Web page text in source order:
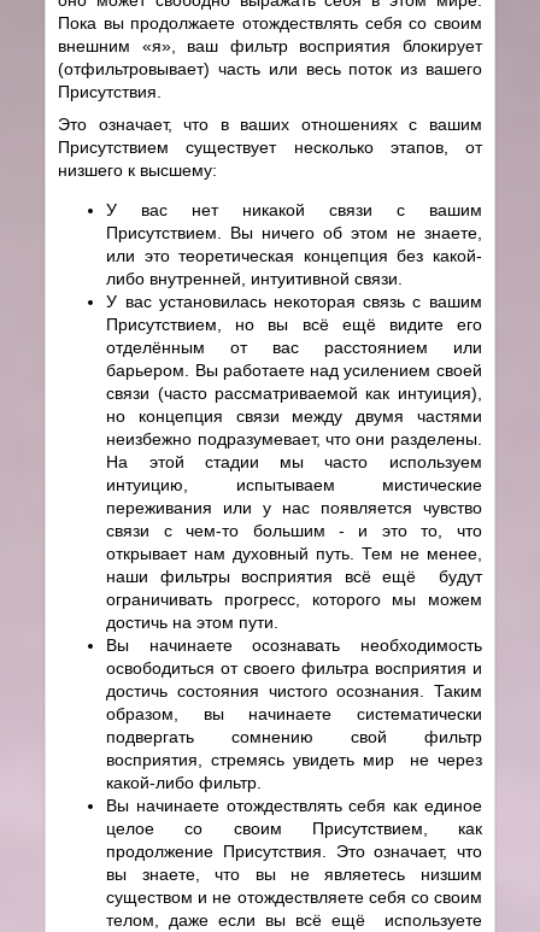
Пока вы продолжаете отождествлять себя со своим
внешним «я», ваш фильтр восприятия блокирует
(отфильтровывает) часть или весь поток из вашего
Присутствия.
Это означает, что в ваших отношениях с вашим
Присутствием существует несколько этапов, от
низшего к высшему:
У вас нет никакой связи с вашим
Присутствием. Вы ничего об этом не знаете,
или это теоретическая концепция без какой-
либо внутренней, интуитивной связи.
У вас установилась некоторая связь с вашим
Присутствием, но вы всё ещё видите его
отделённым от вас расстоянием или
барьером. Вы работаете над усилением своей
связи (часто рассматриваемой как интуиция),
но концепция связи между двумя частями
неизбежно подразумевает, что они разделены.
На этой стадии мы часто используем
интуицию, испытываем мистические
переживания или у нас появляется чувство
связи с чем-то большим - и это то, что
открывает нам духовный путь. Тем не менее,
наши фильтры восприятия всё ещё будут
ограничивать прогресс, которого мы можем
достичь на этом пути.
Вы начинаете осознавать необходимость
освободиться от своего фильтра восприятия и
достичь состояния чистого осознания. Таким
образом, вы начинаете систематически
подвергать сомнению свой фильтр
восприятия, стремясь увидеть мир не через
какой-либо фильтр.
Вы начинаете отождествлять себя как единое
целое со своим Присутствием, как
продолжение Присутствия. Это означает, что
вы знаете, что вы не являетесь низшим
существом и не отождествляете себя со своим
телом, даже если вы всё ещё используете